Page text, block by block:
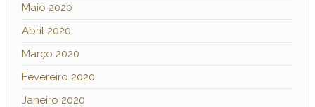
Maio 2020
Abril 2020
Março 2020
Fevereiro 2020
Janeiro 2020